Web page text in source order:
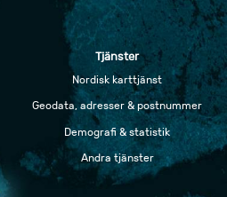
Tjänster
Nordisk karttjänst
Geodata, adresser & postnummer
Demografi & statistik
Andra tjänster